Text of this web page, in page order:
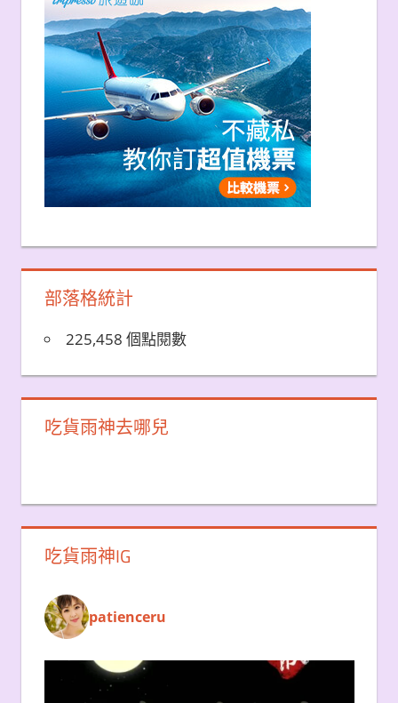
部落格統計
225,458 個點閱數
吃貨雨神去哪兒
吃貨雨神IG
patienceru